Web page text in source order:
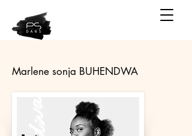
Marlene sonja BUHENDWA